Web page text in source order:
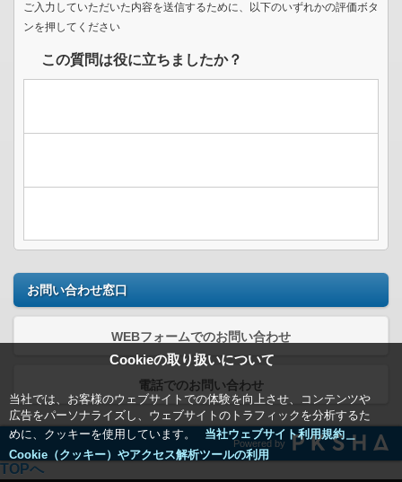
Cookieの取り扱いについて
当社では、お客様のウェブサイトでの体験を向上させ、コンテンツや
広告をパーソナライズし、ウェブサイトのトラフィックを分析するた
めに、クッキーを使用しています。
当社ウェブサイト利用規約＿
Cookie（クッキー）やアクセス解析ツールの利用
ご入力していただいた内容を送信するために、以下のいずれかの評価ボタ
ンを押してください
この質問は役に立ちましたか？
お問い合わせ窓口
WEBフォームでのお問い合わせ
電話でのお問い合わせ
Powered by
TOPへ